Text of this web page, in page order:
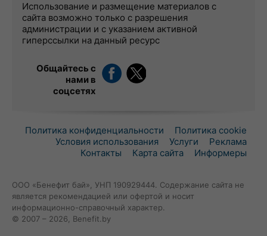
Использование и размещение материалов с
сайта возможно только с разрешения
администрации и с указанием активной
гиперссылки на данный ресурс
Общайтесь с
нами в
соцсетях
Политика конфиденциальности
Политика cookie
Условия использования
Услуги
Реклама
Контакты
Карта сайта Информеры
ООО «Бенефит бай», УНП 190929444. Содержание сайта не
является рекомендацией или офертой и носит
информационно-справочный характер.
© 2007 – 2026, Benefit.by